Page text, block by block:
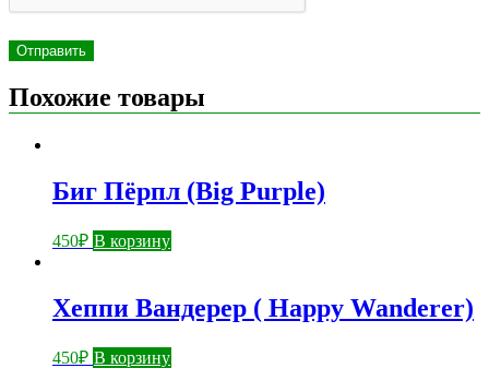
Похожие товары
Биг Пёрпл (Big Purple)
450₽ В корзину
Хеппи Вандерер ( Happy Wanderer)
450₽ В корзину